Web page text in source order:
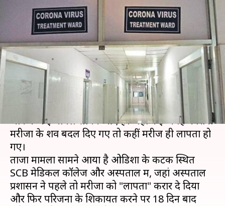
कटक: अस्पताल की लापरवाही,
कोरोना मरीज की मौत के 18 दिन बाद
मिली परिजनों को सूचना
लेखन भारत शर्मा Oct 19, 2020 06:54 pm
क्या है खबर?
कोरोना महामारी के दौरान अस्पतालों द्वारा लापरवाही बरते
जाने के कई मामले सामने आए हैं। जहां कई जगह कोरोना
मरीजों के शव बदल दिए गए तो कहीं मरीज ही लापता हो
गए।
ताजा मामला सामने आया है ओडिशा के कटक स्थित
SCB मेडिकल कॉलेज और अस्पताल में, जहां अस्पताल
प्रशासन ने पहले तो मरीजों को "लापता" करार दे दिया
और फिर परिजनों के शिकायत करने पर 18 दिन बाद